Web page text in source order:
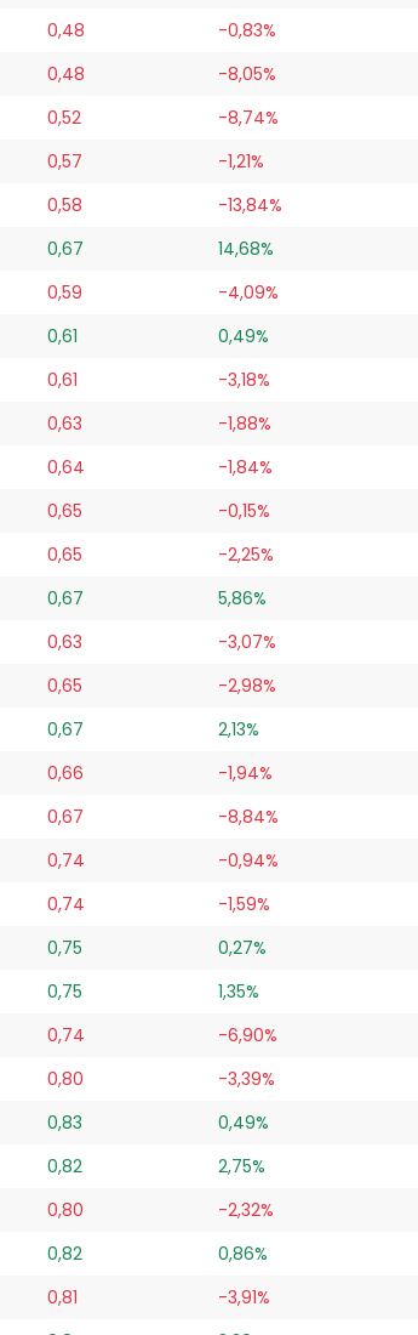
0,48 -0,83%
0,48 -8,05%
0,52 -8,74%
0,57 -1,21%
0,58 -13,84%
0,67 14,68%
0,59 -4,09%
0,61 0,49%
0,61 -3,18%
0,63 -1,88%
0,64 -1,84%
0,65 -0,15%
0,65 -2,25%
0,67 5,86%
0,63 -3,07%
0,65 -2,98%
0,67 2,13%
0,66 -1,94%
0,67 -8,84%
0,74 -0,94%
0,74 -1,59%
0,75 0,27%
0,75 1,35%
0,74 -6,90%
0,80 -3,39%
0,83 0,49%
0,82 2,75%
0,80 -2,32%
0,82 0,86%
0,81 -3,91%